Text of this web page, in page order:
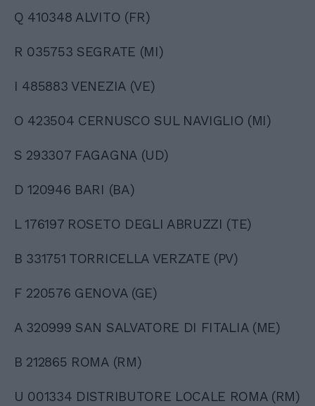
Q 410348 ALVITO (FR)
R 035753 SEGRATE (MI)
I 485883 VENEZIA (VE)
O 423504 CERNUSCO SUL NAVIGLIO (MI)
S 293307 FAGAGNA (UD)
D 120946 BARI (BA)
L 176197 ROSETO DEGLI ABRUZZI (TE)
B 331751 TORRICELLA VERZATE (PV)
F 220576 GENOVA (GE)
A 320999 SAN SALVATORE DI FITALIA (ME)
B 212865 ROMA (RM)
U 001334 DISTRIBUTORE LOCALE ROMA (RM)